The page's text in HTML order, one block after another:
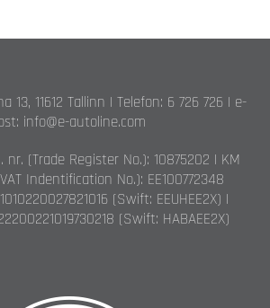
13, 11612 Tallinn | Telefon: 6 726 726 | e-
info@e-autoline.com
nr. (Trade Register No.): 10875202 | KM
Indentification No.): EE100772348
(Swift: EEUHEE2X) |
(Swift: HABAEE2X)